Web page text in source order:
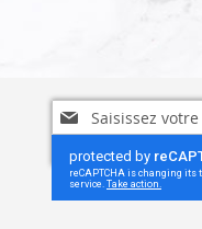
Inscription
à
notre
lettre
d’information